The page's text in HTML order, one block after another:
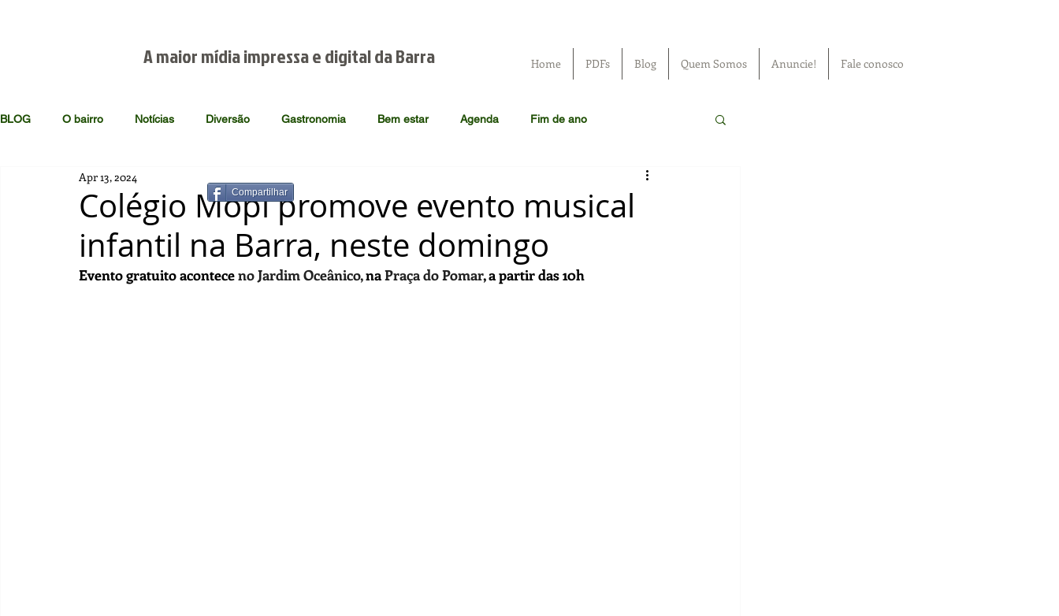
Home PDFs Blog Quem Somos Anuncie! Fale conosco
A maior mídia impressa e digital da Barra
BLOG O bairro Notícias Diversão Gastronomia Bem estar Agenda Fim de ano
Colégio Mopi promove evento musical
infantil na Barra, neste domingo
Apr 13, 2024
Evento gratuito acontece no Jardim Oceânico, na Praça do Pomar, a partir das 10h
Compartilhar